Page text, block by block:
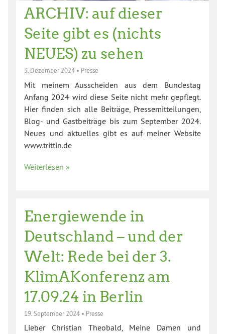
ARCHIV: auf dieser
Seite gibt es (nichts
NEUES) zu sehen
3. Dezember 2024 • Presse
Mit meinem Ausscheiden aus dem Bundestag
Anfang 2024 wird diese Seite nicht mehr gepflegt.
Hier finden sich alle Beiträge, Pressemitteilungen,
Blog- und Gastbeiträge bis zum September 2024.
Neues und aktuelles gibt es auf meiner Website
www.trittin.de
Weiterlesen »
Energiewende in
Deutschland – und der
Welt: Rede bei der 3.
KlimAKonferenz am
17.09.24 in Berlin
19. September 2024 • Presse
Lieber Christian Theobald, Meine Damen und